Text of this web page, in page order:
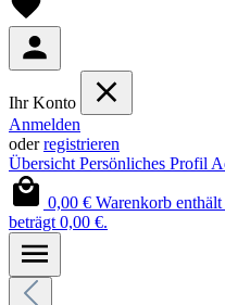
Ihr Konto
Anmelden
oderregistrieren
Übersicht Persönliches Profil
0,00 € Warenkorb
beträgt 0,00 €.